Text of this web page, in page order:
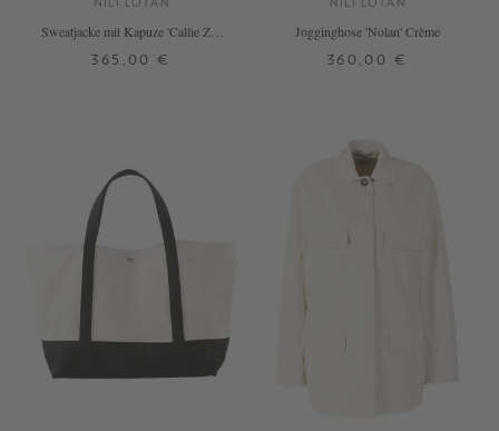
Sweatjacke mit Kapuze 'Callie Zip'
365,00 €
DETAILS
Jogginghose 'Nolan' Crème
360,00 €
DETAILS